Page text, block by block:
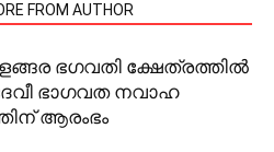
FROM AUTHOR
ഭഗവതി ക്ഷേത്രത്തില്‍
ഭാഗവത നവാഹ
ആരംഭം